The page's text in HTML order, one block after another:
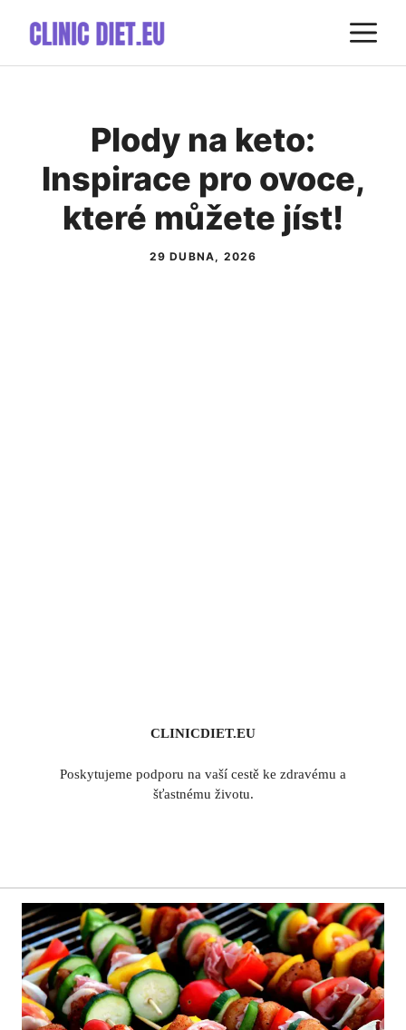
obsah
Plody na keto:
Inspirace pro ovoce,
které můžete jíst!
29 DUBNA, 2026
CLINICDIET.EU
Poskytujeme podporu na vaší cestě ke zdravému a
šťastnému životu.